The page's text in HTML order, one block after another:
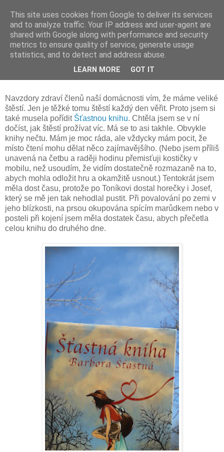
Navzdory zdraví členů naší domácnosti vím, že máme veliké
štěstí. Jen je těžké tomu štěstí každý den věřit. Proto jsem si
také musela pořídit Šťastnou knihu. Chtěla jsem se v ní
dočíst, jak štěstí prožívat víc. Má se to asi takhle. Obvykle
knihy nečtu. Mám je moc ráda, ale vždycky mám pocit, že
místo čtení mohu dělat něco zajímavějšího. (Nebo jsem příliš
unavená na četbu a raději hodinu přemisťuji kostičky v
mobilu, než usoudím, že vidím dostatečně rozmazaně na to,
abych mohla odložit hru a okamžitě usnout.) Tentokrát jsem
měla dost času, protože po Toníkovi dostal horečky i Josef,
který se mě jen tak nehodlal pustit. Při povalování po zemi v
jeho blízkosti, na prsou okupována spícím marůdkem nebo v
posteli při kojení jsem měla dostatek času, abych přečetla
celou knihu do druhého dne.
This site uses cookies from Google to deliver its services
and to analyze traffic. Your IP address and user-agent are
shared with Google along with performance and security
metrics to ensure quality of service, generate usage
statistics, and to detect and address abuse.
LEARN MORE GOT IT